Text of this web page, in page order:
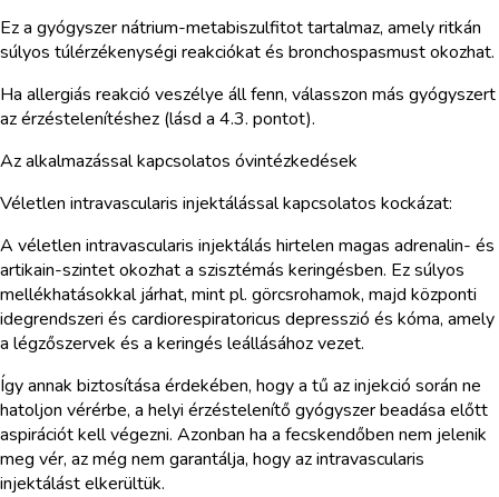
Ez a gyógyszer nátrium-metabiszulfitot tartalmaz, amely ritkán
súlyos túlérzékenységi reakciókat és bronchospasmust okozhat.
Ha allergiás reakció veszélye áll fenn, válasszon más gyógyszert
az érzéstelenítéshez (lásd a 4.3. pontot).
Az alkalmazással kapcsolatos óvintézkedések
Véletlen intravascularis injektálással kapcsolatos kockázat:
A véletlen intravascularis injektálás hirtelen magas adrenalin- és
artikain-szintet okozhat a szisztémás keringésben. Ez súlyos
mellékhatásokkal járhat, mint pl. görcsrohamok, majd központi
idegrendszeri és cardiorespiratoricus depresszió és kóma, amely
a légzőszervek és a keringés leállásához vezet.
Így annak biztosítása érdekében, hogy a tű az injekció során ne
hatoljon vérérbe, a helyi érzéstelenítő gyógyszer beadása előtt
aspirációt kell végezni. Azonban ha a fecskendőben nem jelenik
meg vér, az még nem garantálja, hogy az intravascularis
injektálást elkerültük.